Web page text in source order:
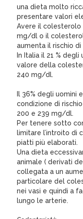
una dieta molto
presentare valori
Avere il colesterolo
mg/dl o il
aumenta il rischio di
In Italia il 21 %
valore della
240 mg/dl.
Il 36% degli uomini
condizione di
200 e 239 mg/dl.
Per tenere sotto
limitare l’introito di
piatti più elaborati.
Una dieta
animale ( derivati
collegata a un
particolare del
nei vasi e quindi a
lungo le arterie.